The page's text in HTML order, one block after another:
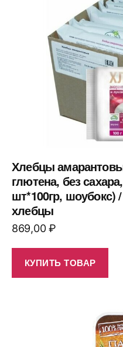
Хлебцы
глютена, без
шт*100гр, шоубокс)
хлебцы
869,00₽
КУПИТЬ ТОВАР